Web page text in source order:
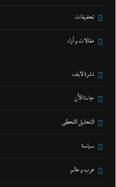
تحقيقات
مقالات و أراء
نشرة لايف
جاءنا الآن
التحليل اللحظي
سياسة
عرب و عالم